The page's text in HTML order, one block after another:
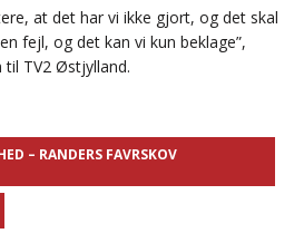
at det har vi ikke gjort, og det skal
fejl, og det kan vi kun beklage”,
til TV2 Østjylland.
– RANDERS FAVRSKOV